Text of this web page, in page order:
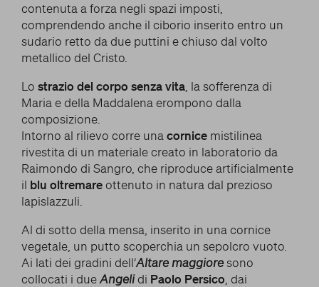
contenuta a forza negli spazi imposti,
comprendendo anche il ciborio inserito entro un
sudario retto da due puttini e chiuso dal volto
metallico del Cristo.
Lo strazio del corpo senza vita, la sofferenza di
Maria e della Maddalena erompono dalla
composizione.
Intorno al rilievo corre una cornicemistilinea
rivestita di un materiale creato in laboratorio da
Raimondo di Sangro, che riproduce artificialmente
il blu oltremareottenuto in natura dal prezioso
lapislazzuli.
Al di sotto della mensa, inserito in una cornice
vegetale, un putto scoperchia un sepolcro vuoto.
Ai lati dei gradini dell’Altare maggioresono
collocati i dueAngelidi Paolo Persico , dai